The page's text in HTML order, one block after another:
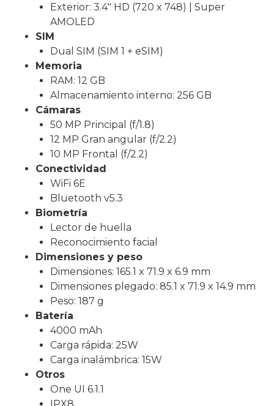
Exterior: 3.4″ HD (720 x 748) | Super
AMOLED
SIM
Dual SIM (SIM 1 + eSIM)
Memoria
RAM: 12 GB
Almacenamiento interno: 256 GB
Cámaras
50 MP Principal (f/1.8)
12 MP Gran angular (f/2.2)
10 MP Frontal (f/2.2)
Conectividad
WiFi 6E
Bluetooth v5.3
Biometría
Lector de huella
Reconocimiento facial
Dimensiones y peso
Dimensiones: 165.1 x 71.9 x 6.9 mm
Dimensiones plegado: 85.1 x 71.9 x 14.9 mm
Peso: 187 g
Batería
4000 mAh
Carga rápida: 25W
Carga inalámbrica: 15W
Otros
One UI 6.1.1